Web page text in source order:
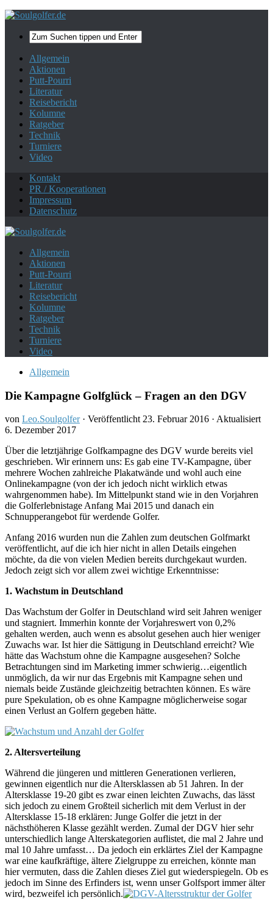
Allgemein
Aktionen
Putt-Pourri
Literatur
Reisebericht
Kolumne
Ratgeber
Technik
Turniere
Video
Kontakt
PR / Kooperationen
Impressum
Datenschutz
Allgemein
Aktionen
Putt-Pourri
Literatur
Reisebericht
Kolumne
Ratgeber
Technik
Turniere
Video
Allgemein
Die Kampagne Golfglück – Fragen an den DGV
von Leo.Soulgolfer · Veröffentlicht23. Februar 2016 · Aktualisiert
6. Dezember 2017
Über die letztjährige Golfkampagne des DGV wurde bereits viel
geschrieben. Wir erinnern uns: Es gab eine TV-Kampagne, über
mehrere Wochen zahlreiche Plakatwände und wohl auch eine
Onlinekampagne (von der ich jedoch nicht wirklich etwas
wahrgenommen habe). Im Mittelpunkt stand wie in den Vorjahren
die Golferlebnistage Anfang Mai 2015 und danach ein
Schnupperangebot für werdende Golfer.
Anfang 2016 wurden nun die Zahlen zum deutschen Golfmarkt
veröffentlicht, auf die ich hier nicht in allen Details eingehen
möchte, da die von vielen Medien bereits durchgekaut wurden.
Jedoch zeigt sich vor allem zwei wichtige Erkenntnisse:
1. Wachstum in Deutschland
Das Wachstum der Golfer in Deutschland wird seit Jahren weniger
und stagniert. Immerhin konnte der Vorjahreswert von 0,2%
gehalten werden, auch wenn es absolut gesehen auch hier weniger
Zuwachs war. Ist hier die Sättigung in Deutschland erreicht? Wie
hätte das Wachstum ohne die Kampagne ausgesehen? Solche
Betrachtungen sind im Marketing immer schwierig…eigentlich
unmöglich, da wir nur das Ergebnis mit Kampagne sehen und
niemals beide Zustände gleichzeitig betrachten können. Es wäre
pure Spekulation, ob es ohne Kampagne möglicherweise sogar
einen Verlust an Golfern gegeben hätte.
2. Altersverteilung
Während die jüngeren und mittleren Generationen verlieren,
gewinnen eigentlich nur die Altersklassen ab 51 Jahren. In der
Altersklasse 19-20 gibt es zwar einen leichten Zuwachs, das lässt
sich jedoch zu einem Großteil sicherlich mit dem Verlust in der
Altersklasse 15-18 erklären: Junge Golfer die jetzt in der
nächsthöheren Klasse gezählt werden. Zumal der DGV hier sehr
unterschiedlich lange Alterskategorien auflistet, die mal 2 Jahre und
mal 10 Jahre umfasst… Da jedoch ein erklärtes Ziel der Kampagne
war eine kaufkräftige, ältere Zielgruppe zu erreichen, könnte man
hier vermuten, dass die Zahlen dieses Ziel gut wiederspiegeln. Ob es
jedoch im Sinne des Erfinders ist, wenn unser Golfsport immer älter
wird, bezweifel ich persönlich.
Mehr zum Datenschutz. Ok, danke!